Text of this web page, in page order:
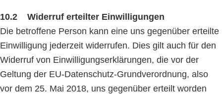
10.2 Widerruf erteilter Einwilligungen
Die betroffene Person kann eine uns gegenüber erteilte
Einwilligung jederzeit widerrufen. Dies gilt auch für den
Widerruf von Einwilligungserklärungen, die vor der
Geltung der EU-Datenschutz-Grundverordnung, also
vor dem 25. Mai 2018, uns gegenüber erteilt worden